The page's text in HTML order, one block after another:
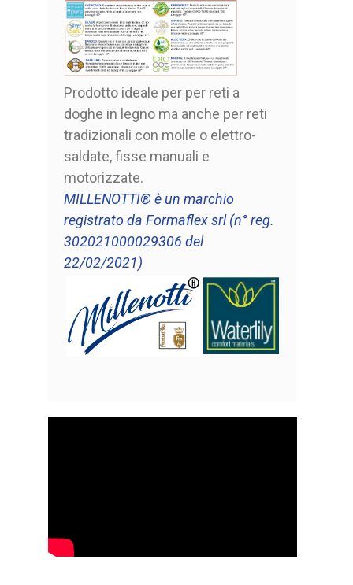
Prodotto ideale per per reti a
doghe in legno ma anche per reti
tradizionali con molle o elettro-
saldate, fisse manuali e
motorizzate.
MILLENOTTI® è un marchio
registrato da Formaflex srl (n° reg.
302021000029306 del
22/02/2021)